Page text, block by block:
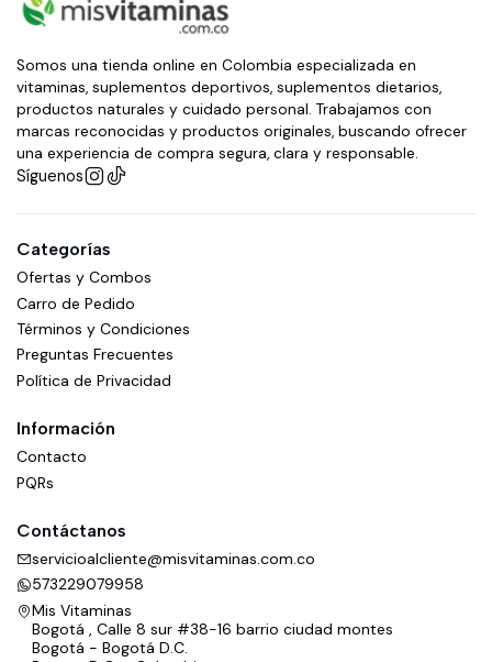
Somos una tienda online en Colombia especializada en
vitaminas, suplementos deportivos, suplementos dietarios,
productos naturales y cuidado personal. Trabajamos con
marcas reconocidas y productos originales, buscando ofrecer
una experiencia de compra segura, clara y responsable.
Síguenos
Categorías
Ofertas y Combos
Carro de Pedido
Términos y Condiciones
Preguntas Frecuentes
Política de Privacidad
Información
Contacto
PQRs
Contáctanos
servicioalcliente@misvitaminas.com.co
573229079958
Mis Vitaminas
Bogotá , Calle 8 sur #38-16 barrio ciudad montes
Bogotá - Bogotá D.C.